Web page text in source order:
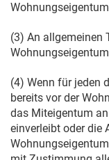
(3) An allgemeinen
(4) Wenn für jeden
bereits vor der
das Miteigentum
einverleibt oder die